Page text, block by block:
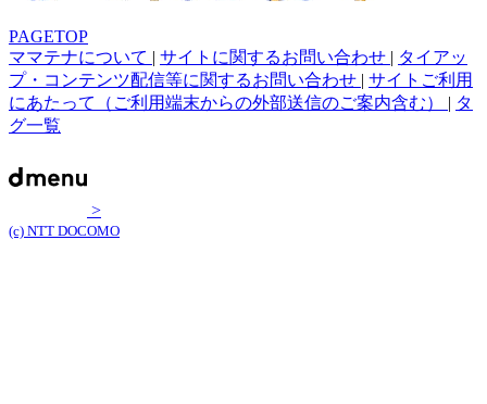
PAGETOP
ママテナについて | サイトに関するお問い合わせ | タイアッ
プ・コンテンツ配信等に関するお問い合わせ | サイトご利用
にあたって（ご利用端末からの外部送信のご案内含む） | タ
グ一覧
>
(c) NTT DOCOMO